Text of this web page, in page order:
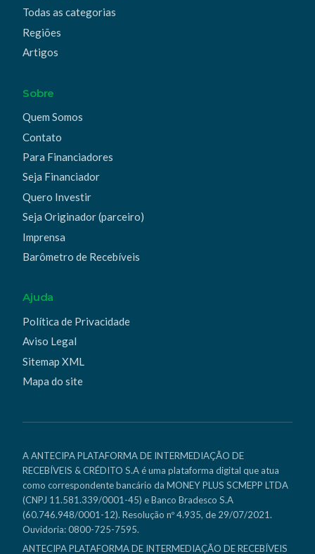
Todas as categorias
Regiões
Artigos
Sobre
Quem Somos
Contato
Para Financiadores
Seja Financiador
Quero Investir
Seja Originador (parceiro)
Imprensa
Barômetro de Recebíveis
Ajuda
Política de Privacidade
Aviso Legal
Sitemap XML
Mapa do site
A ANTECIPA PLATAFORMA DE INTERMEDIAÇÃO DE
RECEBÍVEIS & CRÉDITO S.A é uma plataforma digital que atua
como correspondente bancário da MONEY PLUS SCMEPP LTDA
(CNPJ 11.581.339/0001-45) e Banco Bradesco S.A
(60.746.948/0001-12). Resolução nº 4.935, de 29/07/2021.
Ouvidoria: 0800-725-7595.
ANTECIPA PLATAFORMA DE INTERMEDIAÇÃO DE RECEBÍVEIS